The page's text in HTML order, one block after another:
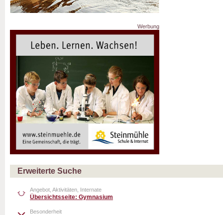
Werbung
Erweiterte Suche
Angebot, Aktivitäten, Internate
Übersichtsseite: Gymnasium
Besonderheit